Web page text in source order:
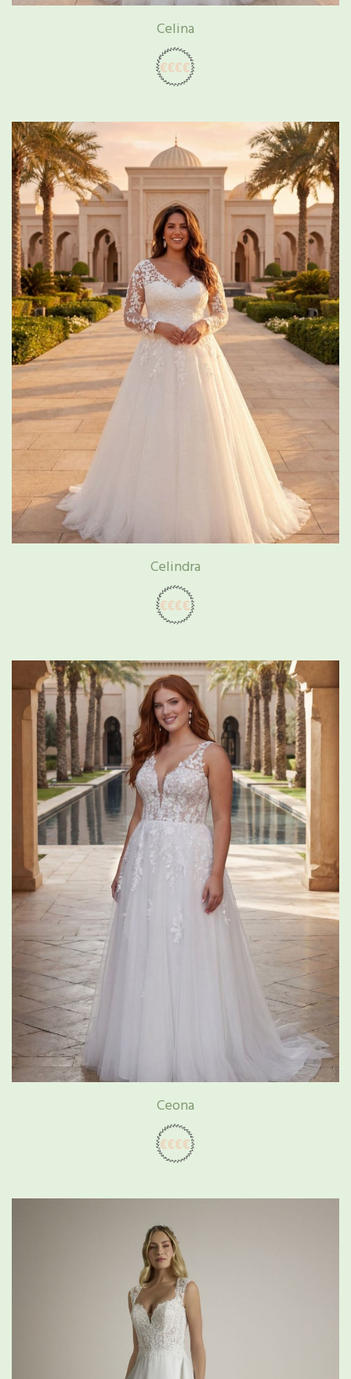
Celina
Celindra
Ceona